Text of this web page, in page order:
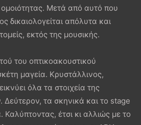
ομοιότητας. Μετά από αυτό που
δικαιολογείται απόλυτα και
εκτός της μουσικής.
του οπτικοακουστικού
μαγεία. Κρυστάλλινος,
όλα τα στοιχεία της
τα σκηνικά και το stage
Καλύπτοντας, έτσι κι αλλιώς με το